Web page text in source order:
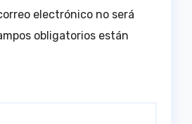
electrónico no será
obligatorios están